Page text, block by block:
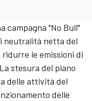
campagna "No Bull"
neutralità netta del
le emissioni di
stesura del piano
delle attività del
delle